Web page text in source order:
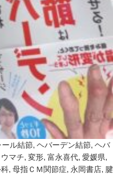
ール結節, ヘバーデン結節, ヘバ
ウマチ, 変形, 富永喜代, 愛媛県,
, 母指ＣＭ関節症, 永岡書店, 腱